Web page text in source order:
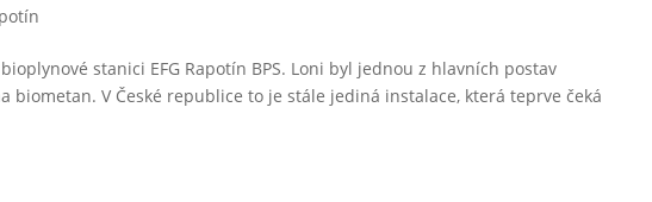
stanici EFG Rapotín BPS. Loni byl jednou z hlavních postav
V České republice to je stále jediná instalace, která teprve čeká